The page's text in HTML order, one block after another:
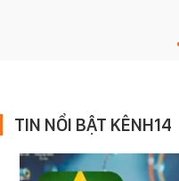
TIN NỔI BẬT KÊNH14